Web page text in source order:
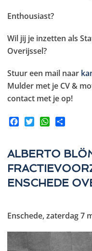
Enthousiast?
Wil jij je inzetten als
Overijssel?
Stuur een mail naar
Mulder met je CV &
contact met je op!
ALBERTO
ENSCHEDE
Enschede, zaterdag 7